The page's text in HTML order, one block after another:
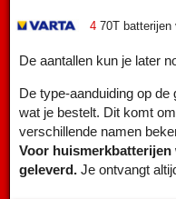
4 70T batterijen
De aantallen kun je later
De type-aanduiding op
wat je bestelt. Dit komt
verschillende namen
Voor
geleverd. Je ontvangt